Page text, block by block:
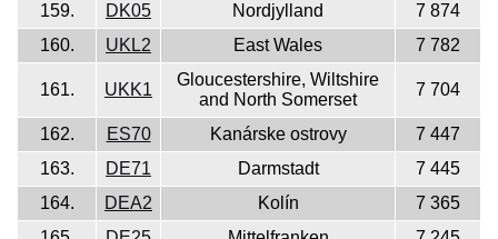
159.
DK05 Nordjylland
7 874
160.
UKL2 East Wales 7 782
161. UKK1
Gloucestershire, Wiltshire
and North Somerset
7 704
162. ES70 Kanárske ostrovy
7 447
163.
DE71 Darmstadt
7 445
164.
DEA2 Kolín
7 365